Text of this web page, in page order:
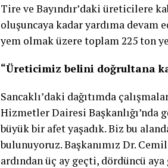
Tire ve Bayındır’daki üreticilere
oluşuncaya kadar yardıma devam
yem olmak üzere toplam 225 ton
“Üreticimiz belini doğrultana
Sancaklı’daki dağıtımda
Hizmetler Dairesi Başkanlığı’nda
büyük bir afet yaşadık. Biz bu
bulunuyoruz. Başkanımız Dr.
ardından üç ay geçti, dördüncü